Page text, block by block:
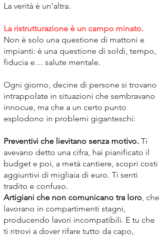
La verità è un’altra.
La ristrutturazione è un campo minato.
Non è solo una questione di mattoni e
impianti: è una questione di soldi, tempo,
fiducia e… salute mentale.
Ogni giorno, decine di persone si trovano
intrappolate in situazioni che sembravano
innocue, ma che a un certo punto
esplodono in problemi giganteschi:
Preventivi che lievitano senza motivo. Ti
avevano detto una cifra, hai pianificato il
budget e poi, a metà cantiere, scopri costi
aggiuntivi di migliaia di euro. Ti senti
tradito e confuso.
Artigiani che non comunicano tra loro, che
lavorano in compartimenti stagni,
producendo lavori incompatibili. E tu che
ti ritrovi a dover rifare tutto da capo,